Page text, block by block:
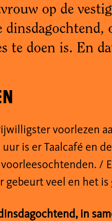
op de
te doen is. En
voorlezen
uur is er Taalcafé en
. /
gebeurt veel en het is
in